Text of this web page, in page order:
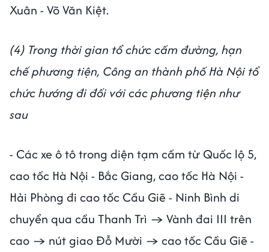
Xuân - Võ Văn Kiệt.
(4) Trong thời gian tổ chức cấm đường, hạn
chế phương tiện, Công an thành phố Hà Nội tổ
chức hướng đi đối với các phương tiện như
sau
- Các xe ô tô trong diện tạm cấm từ Quốc lộ 5,
cao tốc Hà Nội - Bắc Giang, cao tốc Hà Nội -
Hải Phòng đi cao tốc Cầu Giẽ - Ninh Bình di
chuyển qua cầu Thanh Trì → Vành đai III trên
cao → nút giao Đỗ Mười → cao tốc Cầu Giẽ -